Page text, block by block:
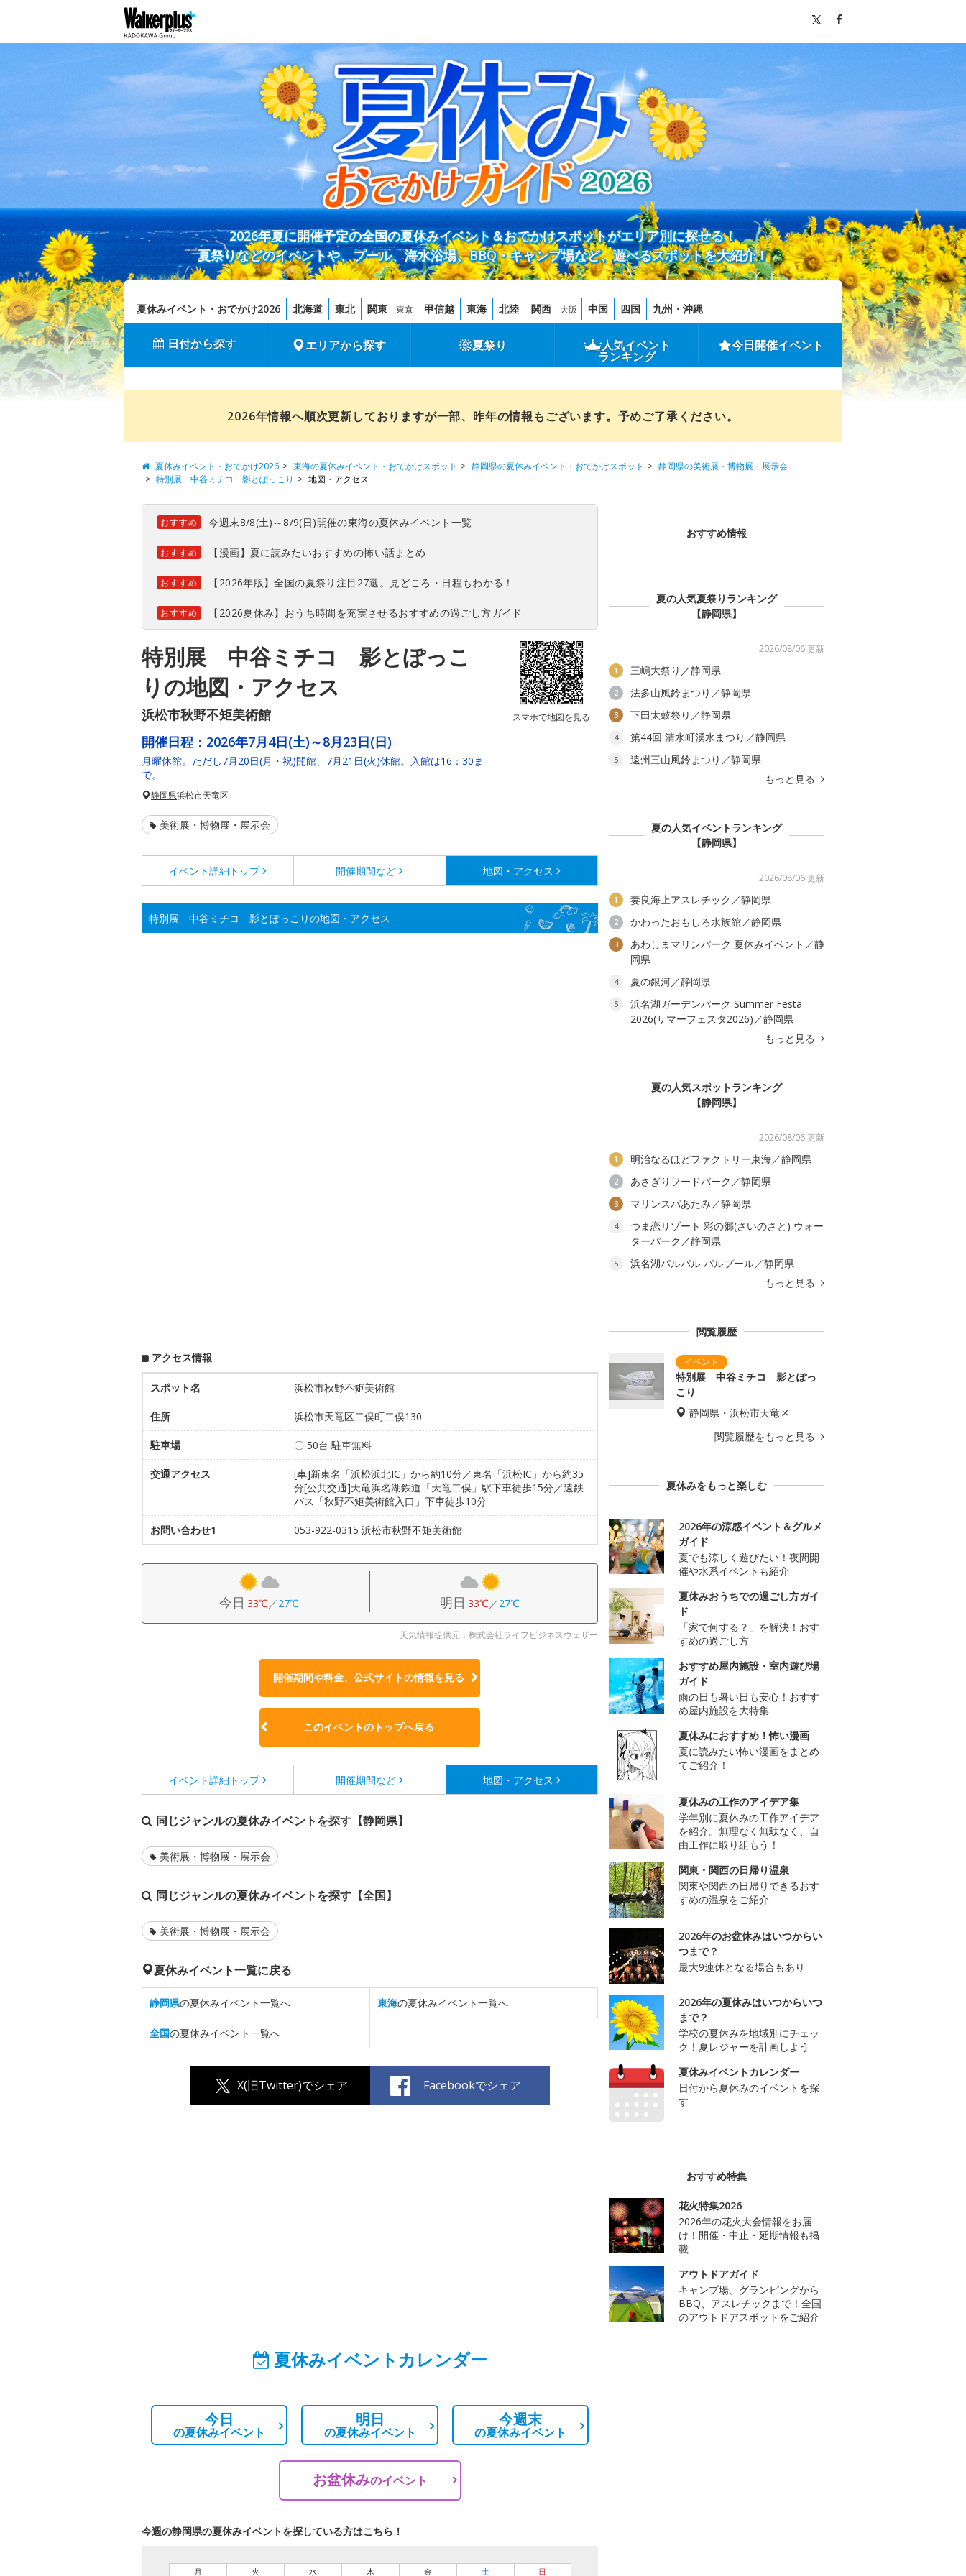
2026年夏に開催予定の全国の夏休みイベント＆おでかけスポットがエリア別に探せる！
夏祭りなどのイベントや、プール、海水浴場、BBQ・キャンプ場など、遊べるスポットを大紹介！
夏休みイベント・おでかけ2026 北海道 東北 関東 東京 甲信越 東海 北陸 関西 大阪 中国 四国 九州・沖縄
日付から探す エリアから探す 夏祭り 人気イベント
ランキング
今日開催イベント
2026年情報へ順次更新しておりますが一部、昨年の情報もございます。予めご了承ください。
夏休みイベント・おでかけ2026 東海の夏休みイベント・おでかけスポット 静岡県の夏休みイベント・おでかけスポット
静岡県の美術展・博物展・展示会
特別展 中谷ミチコ 影とぽっこり
地図・アクセス
おすすめ 今週末8/8(土)～8/9(日)開催の東海の夏休みイベント一覧
おすすめ 【漫画】夏に読みたいおすすめの怖い話まとめ
おすすめ 【2026年版】全国の夏祭り注目27選。見どころ・日程もわかる！
おすすめ 【2026夏休み】おうち時間を充実させるおすすめの過ごし方ガイド
特別展 中谷ミチコ 影とぽっこ
りの地図・アクセス
浜松市秋野不矩美術館 スマホで地図を見る
開催日程： 2026年7月4日(土)～8月23日(日)
月曜休館。ただし7月20日(月・祝)開館、7月21日(火)休館。入館は16：30ま
で。
静岡県浜松市天竜区
美術展・博物展・展示会
イベント詳細 トップ 開催期間など 地図・アクセス
特別展 中谷ミチコ 影とぽっこりの地図・アクセス
アクセス情報
スポット名 浜松市秋野不矩美術館
住所 浜松市天竜区二俣町二俣130
駐車場 〇 50台 駐車無料
交通アクセス
[車]新東名「浜松浜北IC」から約10分／東名「浜松IC」から約35
分[公共交通]天竜浜名湖鉄道「天竜二俣」駅下車徒歩15分／遠鉄
バス「秋野不矩美術館入口」下車徒歩10分
お問い合わせ1 053-922-0315 浜松市秋野不矩美術館
今日 33℃／27℃ 明日 33℃／27℃
天気情報提供元：株式会社ライフビジネスウェザー
開催期間や料金、公式サイトの情報を見る
このイベントのトップへ戻る
イベント詳細 トップ 開催期間など 地図・アクセス
同じジャンルの夏休みイベントを探す【静岡県】
美術展・博物展・展示会
同じジャンルの夏休みイベントを探す【全国】
美術展・博物展・展示会
夏休みイベント一覧に戻る
静岡県の夏休みイベント一覧へ 東海の夏休みイベント一覧へ
全国の夏休みイベント一覧へ
X(旧Twitter)でシェア Facebookでシェア
夏休みイベントカレンダー
今日
の夏休みイベント
明日
の夏休みイベント
今週末
の夏休みイベント
お盆休みのイベント
今週の静岡県の夏休みイベントを探している方はこちら！
月 火 水 木 金 土 日
おすすめ情報
夏の人気夏祭りランキング
【静岡県】
2026/08/06 更新
1 三嶋大祭り／静岡県
2 法多山風鈴まつり／静岡県
3 下田太鼓祭り／静岡県
4 第44回 清水町湧水まつり／静岡県
5
遠州三山風鈴まつり／静岡県
もっと見る
夏の人気イベントランキング
【静岡県】
2026/08/06 更新
1 妻良海上アスレチック／静岡県
2 かわったおもしろ水族館／静岡県
3
あわしまマリンパーク 夏休みイベント／静
岡県
4 夏の銀河／静岡県
5
浜名湖ガーデンパーク Summer Festa
2026(サマーフェスタ2026)／静岡県
もっと見る
夏の人気スポットランキング
【静岡県】
2026/08/06 更新
1 明治なるほどファクトリー東海／静岡県
2 あさぎりフードパーク／静岡県
3 マリンスパあたみ／静岡県
4
つま恋リゾート 彩の郷(さいのさと) ウォー
ターパーク／静岡県
5
浜名湖パルパル パルプール／静岡県
もっと見る
閲覧履歴
特別展 中谷ミチコ 影とぽっ
こり
静岡県・浜松市天竜区
閲覧履歴をもっと見る
夏休みをもっと楽しむ
2026年の涼感イベント＆グルメ
ガイド
夏でも涼しく遊びたい！夜間開
催や水系イベントも紹介
夏休みおうちでの過ごし方ガイ
ド
「家で何する？」を解決！おす
すめの過ごし方
おすすめ屋内施設・室内遊び場
ガイド
雨の日も暑い日も安心！おすす
め屋内施設を大特集
夏休みにおすすめ！怖い漫画
夏に読みたい怖い漫画をまとめ
てご紹介！
夏休みの工作のアイデア集
学年別に夏休みの工作アイデア
を紹介。無理なく無駄なく、自
由工作に取り組もう！
関東・関西の日帰り温泉
関東や関西の日帰りできるおす
すめの温泉をご紹介
2026年のお盆休みはいつからい
つまで？
最大9連休となる場合もあり
2026年の夏休みはいつからいつ
まで？
学校の夏休みを地域別にチェッ
ク！夏レジャーを計画しよう
夏休みイベントカレンダー
日付から夏休みのイベントを探
す
おすすめ特集
花火特集2026
2026年の花火大会情報をお届
け！開催・中止・延期情報も掲
載
アウトドアガイド
キャンプ場、グランピングから
BBQ、アスレチックまで！全国
のアウトドアスポットをご紹介